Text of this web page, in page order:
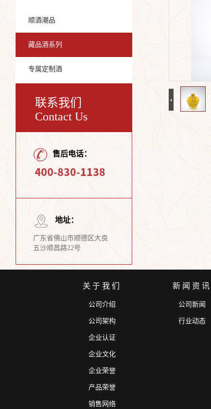
顺酒潮品
藏品酒系列
专属定制酒
联系我们
Contact Us
售后电话：
地址：
广东省佛山市顺德区大良
五沙顺昌路22号
关于我们
公司介绍
公司架构
企业认证
企业文化
企业荣誉
产品荣誉
销售网络
新闻资讯
公司新闻
行业动态